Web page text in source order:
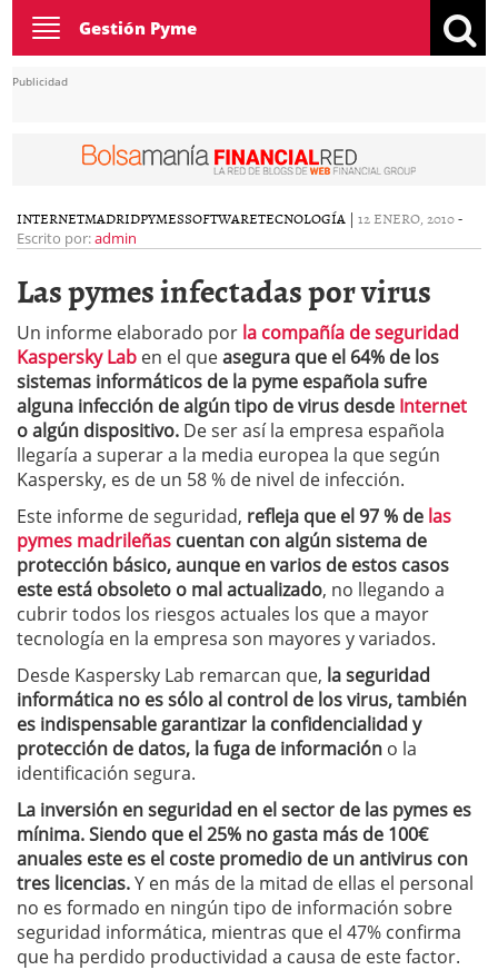
Toggle
navigation
Gestión Pyme
Publicidad
INTERNETMADRIDPYMESSOFTWARETECNOLOGÍA | 12 ENERO, 2010-
Escrito por:admin
Las pymes infectadas por virus
Un informe elaborado por la compañía de seguridad
Kaspersky Lab en el queasegura que el 64% de los
sistemas informáticos de la pyme española sufre
alguna infección de algún tipo de virus desde Internet
o algún dispositivo. De ser así la empresa española
llegaría a superar a la media europea la que según
Kaspersky, es de un 58 % de nivel de infección.
Este informe de seguridad, refleja que el 97 % de las
pymes madrileñas cuentan con algún sistema de
protección básico, aunque en varios de estos casos
este está obsoleto o mal actualizado, no llegando a
cubrir todos los riesgos actuales los que a mayor
tecnología en la empresa son mayores y variados.
Desde Kaspersky Lab remarcan que, la seguridad
informática no es sólo al control de los virus, también
es indispensable garantizar la confidencialidad y
protección de datos, la fuga de información o la
identificación segura.
La inversión en seguridad en el sector de las pymes es
mínima. Siendo que el 25% no gasta más de 100€
anuales este es el coste promedio de un antivirus con
tres licencias.Y en más de la mitad de ellas el personal
no es formado en ningún tipo de información sobre
seguridad informática, mientras que el 47% confirma
que ha perdido productividad a causa de este factor.